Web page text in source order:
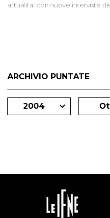
attualita' con nuove interviste
ARCHIVIO PUNTATE
2004